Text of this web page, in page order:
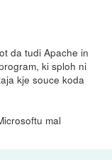
da tudi Apache in
ki sploh ni
kje souce koda
mal